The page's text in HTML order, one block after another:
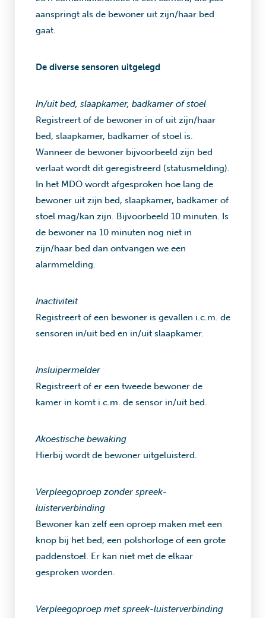
aanspringt als de bewoner uit zijn/haar bed
gaat.
De diverse sensoren uitgelegd
In/uit bed, slaapkamer, badkamer of stoel
Registreert of de bewoner in of uit zijn/haar
bed, slaapkamer, badkamer of stoel is.
Wanneer de bewoner bijvoorbeeld zijn bed
verlaat wordt dit geregistreerd (statusmelding).
In het MDO wordt afgesproken hoe lang de
bewoner uit zijn bed, slaapkamer, badkamer of
stoel mag/kan zijn. Bijvoorbeeld 10 minuten. Is
de bewoner na 10 minuten nog niet in
zijn/haar bed dan ontvangen we een
alarmmelding.
Inactiviteit
Registreert of een bewoner is gevallen i.c.m. de
sensoren in/uit bed en in/uit slaapkamer.
Insluipermelder
Registreert of er een tweede bewoner de
kamer in komt i.c.m. de sensor in/uit bed.
Akoestische bewaking
Hierbij wordt de bewoner uitgeluisterd.
Verpleegoproep zonder spreek-
luisterverbinding
Bewoner kan zelf een oproep maken met een
knop bij het bed, een polshorloge of een grote
paddenstoel. Er kan niet met de elkaar
gesproken worden.
Verpleegoproep met spreek-luisterverbinding